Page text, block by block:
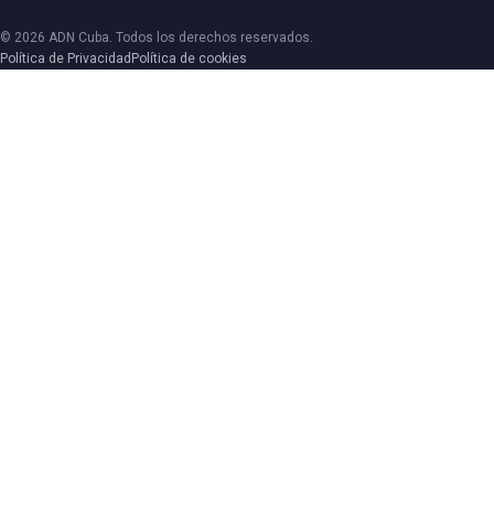
© 2026 ADN Cuba. Todos los derechos reservados.
Política de Privacidad Política de cookies